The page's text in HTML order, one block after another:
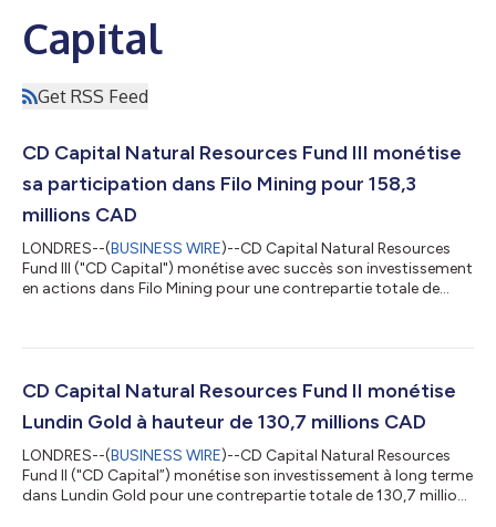
Capital
Get RSS Feed
CD Capital Natural Resources Fund III monétise
sa participation dans Filo Mining pour 158,3
millions CAD
LONDRES--(BUSINESS WIRE)--CD Capital Natural Resources
Fund III ("CD Capital") monétise avec succès son investissement
en actions dans Filo Mining pour une contrepartie totale de
son gisement de cuivre-or-argent Filo del Sol détenu en
de San Juan, en Argentine. CD a pris une participation
stratégique dans l’...
CD Capital Natural Resources Fund II monétise
Lundin Gold à hauteur de 130,7 millions CAD
LONDRES--(BUSINESS WIRE)--CD Capital Natural Resources
Fund II ("CD Capital”) monétise son investissement à long terme
dans Lundin Gold pour une contrepartie totale de 130,7 millions